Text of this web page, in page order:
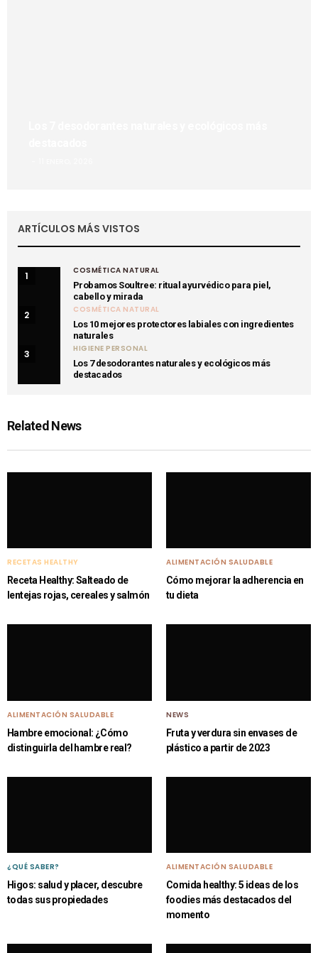
ARTÍCULOS MÁS VISTOS
1
COSMÉTICA NATURAL
Probamos Soultree: ritual ayurvédico para piel,
cabello y mirada
2
COSMÉTICA NATURAL
Los 10 mejores protectores labiales con ingredientes
naturales
3
HIGIENE PERSONAL
Los 7 desodorantes naturales y ecológicos más
destacados
Related News
RECETAS HEALTHY
Receta Healthy: Salteado de
lentejas rojas, cereales y salmón
ALIMENTACIÓN SALUDABLE
Cómo mejorar la adherencia en
tu dieta
ALIMENTACIÓN SALUDABLE
Hambre emocional: ¿Cómo
distinguirla del hambre real?
NEWS
Fruta y verdura sin envases de
plástico a partir de 2023
¿QUÉ SABER?
Higos: salud y placer, descubre
todas sus propiedades
ALIMENTACIÓN SALUDABLE
Comida healthy: 5 ideas de los
foodies más destacados del
momento